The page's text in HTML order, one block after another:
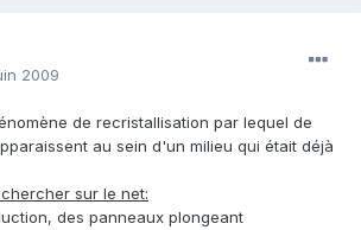
2009
de recristallisation par lequel de
au sein d'un milieu qui était déjà
sur le net:
des panneaux plongeant